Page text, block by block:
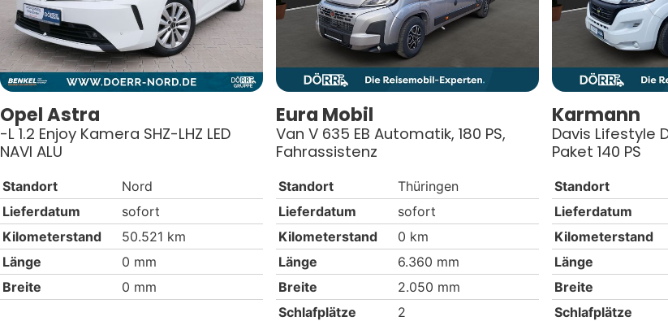
OpelAstra
-L 1.2 Enjoy Kamera SHZ-LHZ LED
NAVI ALU
Standort
Nord
Lieferdatum
sofort
Kilometerstand
50.521 km
Länge
0 mm
Breite
0 mm
Eura Mobil
Van V 635 EB Automatik, 180 PS,
Fahrassistenz
Standort
Thüringen
Lieferdatum
sofort
Kilometerstand
0 km
Länge
6.360 mm
Breite
2.050 mm
Schlafplätze
2
Karmann
Davis Lifestyle
Paket 140 PS
Standort
Lieferdatum
Kilometerstand
Länge
Breite
Schlafplätze